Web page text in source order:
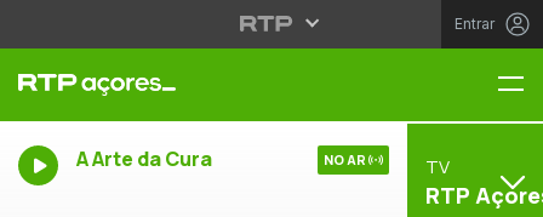
Entrar
A Arte da Cura NO AR TV
RTP